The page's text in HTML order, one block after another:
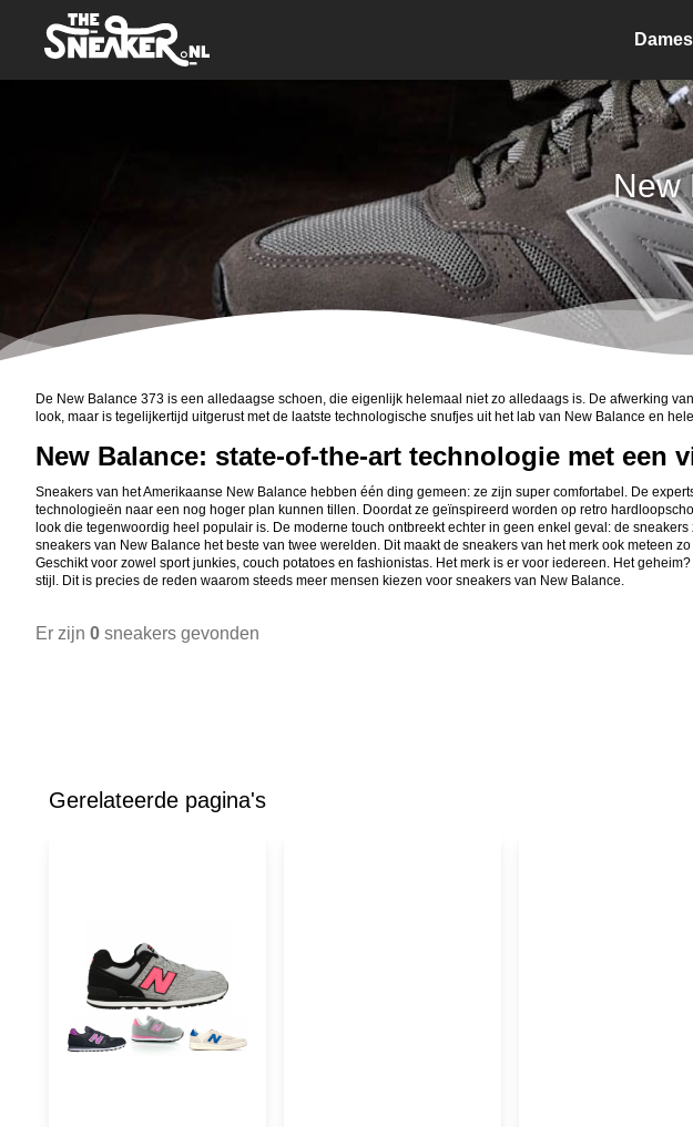
Dames
New
De New Balance 373 is een alledaagse schoen, die eigenlijk helemaal niet zo alledaags is. De afwerking
look, maar is tegelijkertijd uitgerust met de laatste technologische snufjes uit het lab van New Balance en
New Balance: state-of-the-art technologie met een
Sneakers van het Amerikaanse New Balance hebben één ding gemeen: ze zijn super comfortabel. De
technologieën naar een nog hoger plan kunnen tillen. Doordat ze geïnspireerd worden op retro
look die tegenwoordig heel populair is. De moderne touch ontbreekt echter in geen enkel geval: de
sneakers van New Balance het beste van twee werelden. Dit maakt de sneakers van het merk ook meteen
Geschikt voor zowel sport junkies, couch potatoes en fashionistas. Het merk is er voor iedereen. Het
stijl. Dit is precies de reden waarom steeds meer mensen kiezen voor sneakers van New Balance.
Er zijn 0 sneakers gevonden
Gerelateerde pagina's